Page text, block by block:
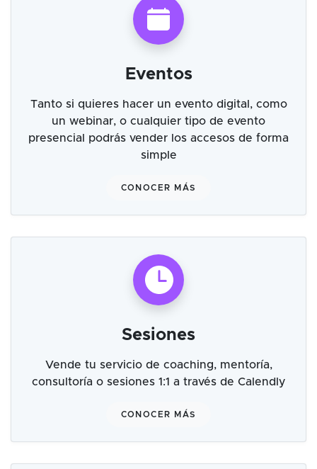
Eventos
Tanto si quieres hacer un evento digital, como
un webinar, o cualquier tipo de evento
presencial podrás vender los accesos de forma
simple
CONOCER MÁS
Sesiones
Vende tu servicio de coaching, mentoría,
consultoría o sesiones 1:1 a través de Calendly
CONOCER MÁS